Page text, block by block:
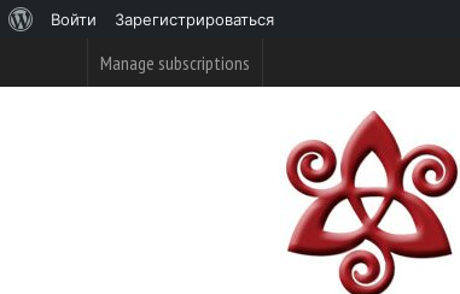
Manage subscriptions
WordPress
Войти Зарегистрироваться